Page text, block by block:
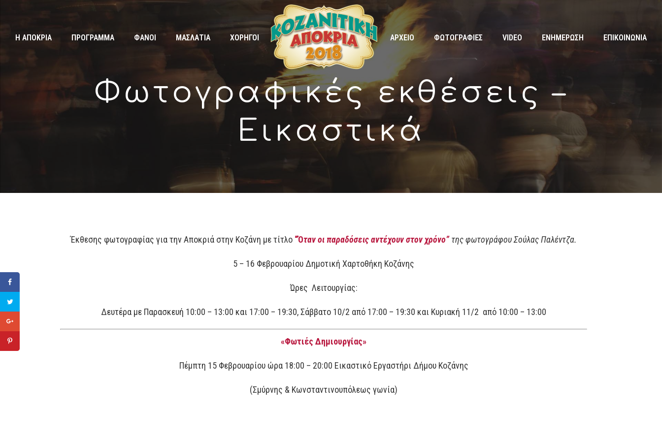
Η ΑΠΟΚΡΙΑ ΠΡΟΓΡΑΜΜΑ ΦΑΝΟΙ ΜΑΣΛΑΤΙΑ ΧΟΡΗΓΟΙ ΑΡΧΕΙΟ ΦΩΤΟΓΡΑΦΙΕΣ VIDEO ΕΝΗΜΕΡΩΣΗ ΕΠΙΚΟΙΝΩΝΙΑ
Φωτογραφικές εκθέσεις –
Εικαστικά
Έκθεσης φωτογραφίας για την Αποκριά στην Κοζάνη με τίτλο “Όταν οι παραδόσεις αντέχουν στον χρόνο”της φωτογράφου Σούλας Παλέντζα.
5 – 16 Φεβρουαρίου Δημοτική Χαρτοθήκη Κοζάνης
Ώρες Λειτουργίας:
Δευτέρα με Παρασκευή 10:00 – 13:00 και 17:00 – 19:30, Σάββατο 10/2 από 17:00 – 19:30 και Κυριακή 11/2 από 10:00 – 13:00
«Φωτιές Δημιουργίας»
Πέμπτη 15 Φεβρουαρίου ώρα 18:00 – 20:00 Εικαστικό Εργαστήρι Δήμου Κοζάνης
(Σμύρνης & Κωνσταντινουπόλεως γωνία)